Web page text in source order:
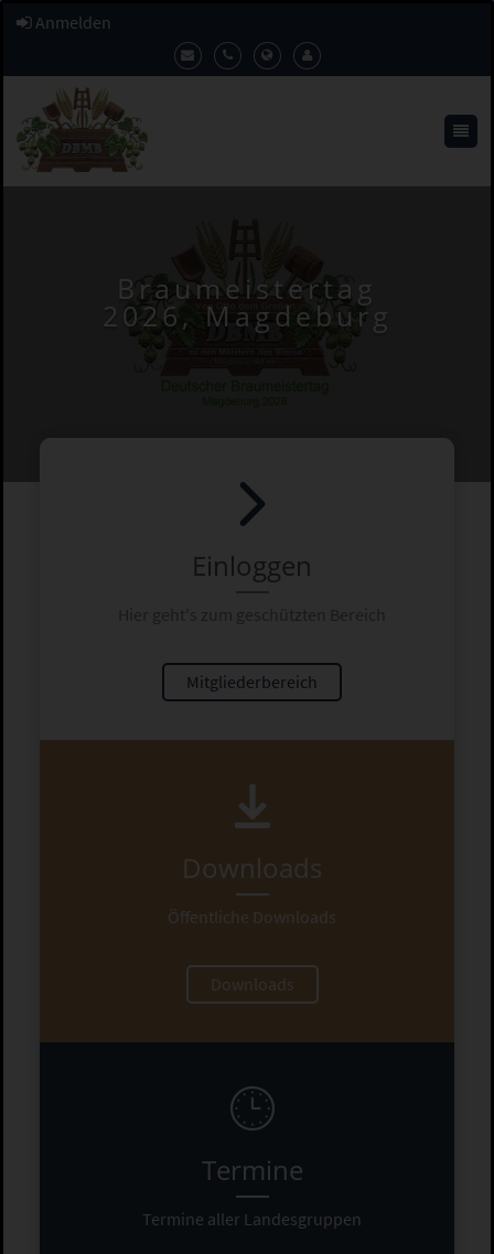
Anmelden
Braumeistertag
2026, Magdeburg
Einloggen
Hier geht's zum geschützten Bereich
Mitgliederbereich
Downloads
Öffentliche Downloads
Downloads
Termine
Termine aller Landesgruppen